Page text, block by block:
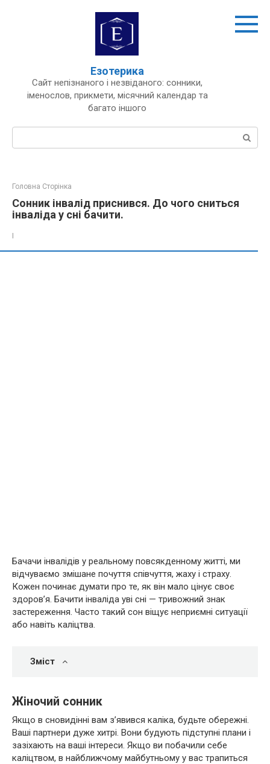
Езотерика
Сайт непізнаного і незвіданого: сонники,
іменослов, прикмети, місячний календар та
багато іншого
Пошук:
Головна Сторінка
Сонник інвалід приснився. До чого сниться
інваліда у сні бачити.
І
Бачачи інвалідів у реальному повсякденному житті, ми
відчуваємо змішане почуття співчуття, жаху і страху.
Кожен починає думати про те, як він мало цінує своє
здоров’я. Бачити інваліда уві сні — тривожний знак
застереження. Часто такий сон віщує неприємні ситуації
або навіть каліцтва.
Зміст
Жіночий сонник
Якщо в сновидінні вам з’явився каліка, будьте обережні.
Ваші партнери дуже хитрі. Вони будують підступні плани і
зазіхають на ваші інтереси. Якщо ви побачили себе
каліцтвом, в найближчому майбутньому у вас трапиться